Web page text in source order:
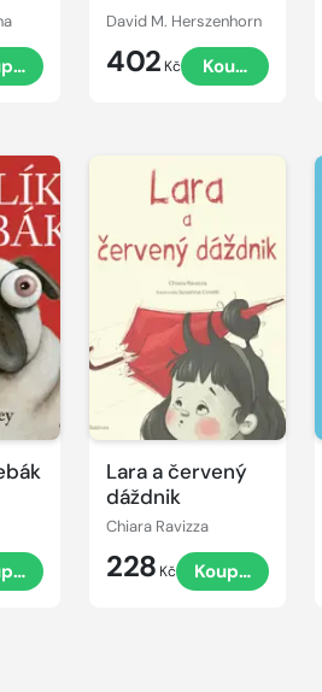
David M. Herszenhorn
402 Kč Koupit
Lara a červený
dáždnik
Chiara Ravizza
228 Kč Koupit